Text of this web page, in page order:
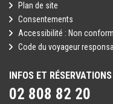
Plan de site
Consentements
Accessibilité : Non
Code du voyageur
INFOS ET RÉSERVATIONS
02 808 82 20